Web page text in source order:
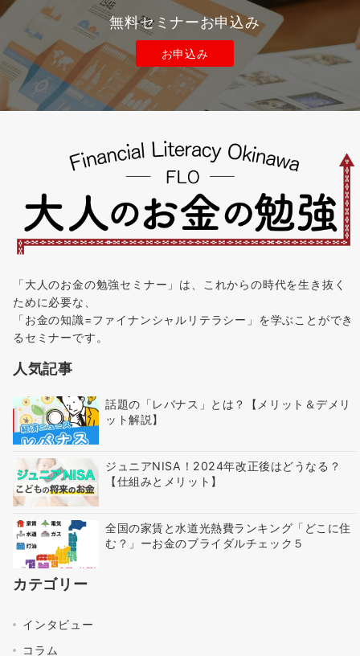
無料セミナーお申込み
お申込み
「大人のお金の勉強セミナー」は、これからの時代を生き抜く
ために必要な、
「お金の知識=ファイナンシャルリテラシー」を学ぶことができ
るセミナーです。
人気記事
話題の「レバナス」とは？【メリット＆デメリ
ット解説】
ジュニアNISA！2024年改正後はどうなる？
【仕組みとメリット】
全国の家賃と水道光熱費ランキング「どこに住
む？」ーお金のブライダルチェック５
カテゴリー
インタビュー
コラム